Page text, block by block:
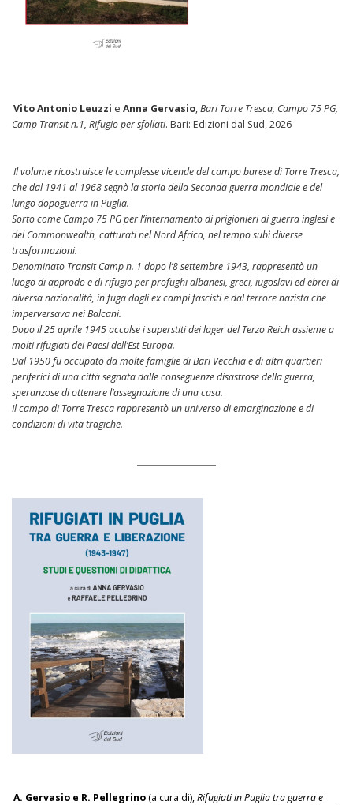
Vito Antonio Leuzzi eAnna Gervasio,Bari Torre Tresca, Campo 75 PG,
Camp Transit n.1, Rifugio per sfollati. Bari: Edizioni dal Sud, 2026
Il volume ricostruisce le complesse vicende del campo barese di Torre Tresca,
che dal 1941 al 1968 segnò la storia della Seconda guerra mondiale e del
lungo dopoguerra in Puglia.
Sorto come Campo 75 PG per l’internamento di prigionieri di guerra inglesi e
del Commonwealth, catturati nel Nord Africa, nel tempo subì diverse
trasformazioni.
Denominato Transit Camp n. 1 dopo l’8 settembre 1943, rappresentò un
luogo di approdo e di rifugio per profughi albanesi, greci, iugoslavi ed ebrei di
diversa nazionalità, in fuga dagli ex campi fascisti e dal terrore nazista che
imperversava nei Balcani.
Dopo il 25 aprile 1945 accolse i superstiti dei lager del Terzo Reich assieme a
molti rifugiati dei Paesi dell’Est Europa.
Dal 1950 fu occupato da molte famiglie di Bari Vecchia e di altri quartieri
periferici di una città segnata dalle conseguenze disastrose della guerra,
speranzose di ottenere l’assegnazione di una casa.
Il campo di Torre Tresca rappresentò un universo di emarginazione e di
condizioni di vita tragiche.
A. Gervasio e R. Pellegrino (a cura di),Rifugiati in Puglia tra guerra e